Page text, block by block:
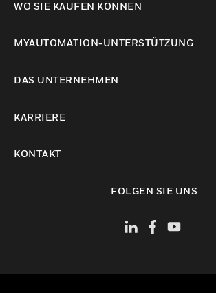
WO SIE KAUFEN KÖNNEN
MYAUTOMATION-UNTERSTÜTZUNG
DAS UNTERNEHMEN
KARRIERE
KONTAKT
FOLGEN SIE UNS